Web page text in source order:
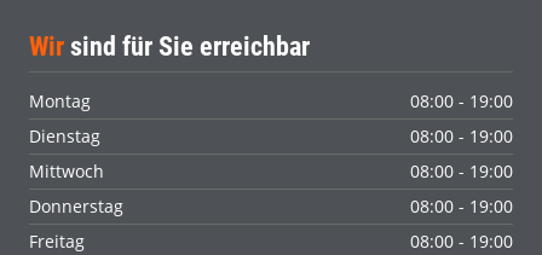
Wir sind für Sie erreichbar
Montag
08:00 - 19:00
Dienstag
08:00 - 19:00
Mittwoch
08:00 - 19:00
Donnerstag
08:00 - 19:00
Freitag
08:00 - 19:00